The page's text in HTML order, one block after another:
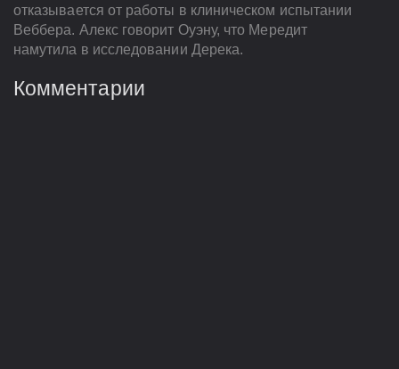
отказывается от работы в клиническом испытании
Веббера. Алекс говорит Оуэну, что Мередит
намутила в исследовании Дерека.
Комментарии